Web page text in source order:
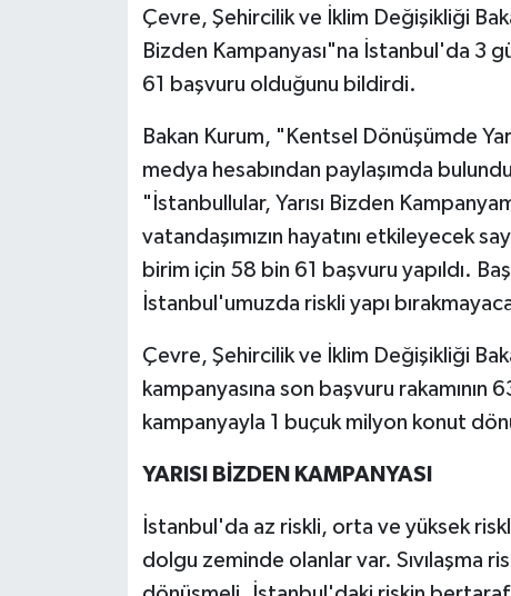
Çevre, Şehircilik ve İklim Değişikliği
Bizden Kampanyası"na İstanbul'da 3
61 başvuru olduğunu bildirdi.
Bakan Kurum, "Kentsel Dönüşümde
medya hesabından paylaşımda
"İstanbullular, Yarısı Bizden
vatandaşımızın hayatını etkileyecek
birim için 58 bin 61 başvuru yapıldı.
İstanbul'umuzda riskli yapı
Çevre, Şehircilik ve İklim Değişikliği
kampanyasına son başvuru
kampanyayla 1 buçuk milyon konut
YARISI BİZDEN KAMPANYASI
İstanbul'da az riskli, orta ve yüksek
dolgu zeminde olanlar var. Sıvılaşma